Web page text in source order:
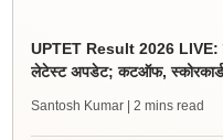
UPTET Result 2026 LIVE:
लेटेस्ट अपडेट; कटऑफ,
Santosh Kumar | 2 mins read